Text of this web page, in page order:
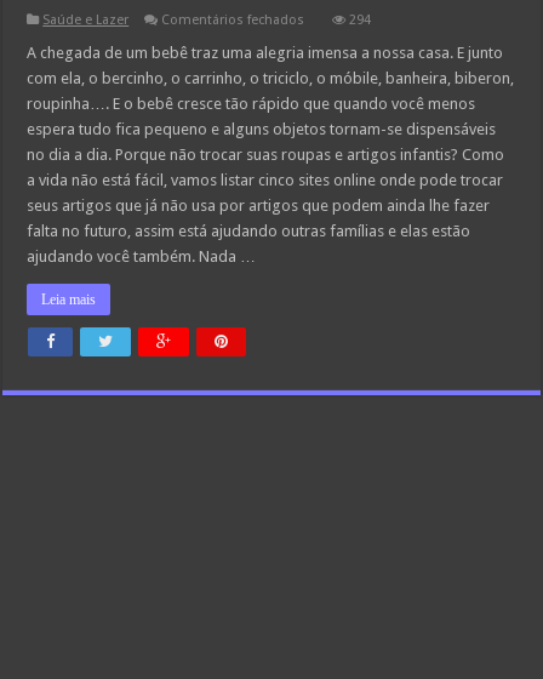
Saúde e Lazer Comentários fechados
onde
trocar
roupas
e
artigos
294
A chegada de um bebê traz uma alegria imensa a nossa casa. E junto
com ela, o bercinho, o carrinho, o triciclo, o móbile, banheira, biberon,
roupinha…. E o bebê cresce tão rápido que quando você menos
espera tudo fica pequeno e alguns objetos tornam-se dispensáveis
no dia a dia. Porque não trocar suas roupas e artigos infantis? Como
a vida não está fácil, vamos listar cinco sites online onde pode trocar
seus artigos que já não usa por artigos que podem ainda lhe fazer
falta no futuro, assim está ajudando outras famílias e elas estão
ajudando você também. Nada …
Leia mais